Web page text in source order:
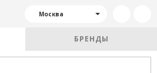
Москва
БРЕНДЫ